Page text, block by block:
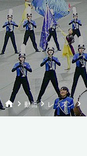
homekeyboard_arrow_right 動画keyboard_arrow_rightレッスンkeyboard_arrow_right